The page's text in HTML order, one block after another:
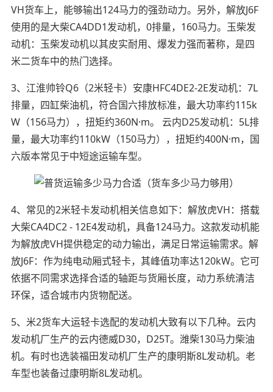
VH货车上，能够输出124马力的强劲动力。另外，解放J6F
使用的是大柴CA4DD1发动机，0排量，160马力。玉柴发
动机：玉柴发动机以其皮实耐用、爆发力强而著称，是四
米二货车中的热门选择。
3、江淮帅铃Q6（2米轻卡）安康HFC4DE2-2E发动机：7L
排量，四缸柴油机，符合国六排放标准，最大功率约115k
W（156马力），扭矩约360N·m。 云内D25发动机：5L排
量，最大功率约110kW（150马力），扭矩约400N·m，国
六版本常见于中短途运输车型。
4、常见的2米轻卡发动机相关信息如下：解放虎VH：搭载
大柴CA4DC2 - 12E4发动机，具备124马力。这款发动机能
为解放虎VH提供稳定的动力输出，满足日常运输需求。解
放J6F：作为纯电动厢式轻卡，其峰值功率达120kW。它可
依据不同需求选择合适的轴距与货厢长度，动力系统清洁
环保，适合城市内货物配送。
5、米2货车大运轻卡选配的发动机大致有以下几种。云内
发动机厂生产的云内德威D30，D25T。潍柴130马力柴油
机。有时也选装福田发动机厂生产的康明斯8L发动机。老
车型也装备过康明斯8L发动机。